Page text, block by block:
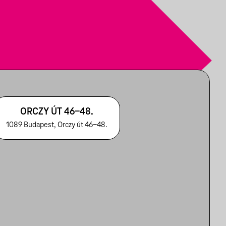
ORCZY ÚT 46-48.
1089 Budapest, Orczy út 46-48.